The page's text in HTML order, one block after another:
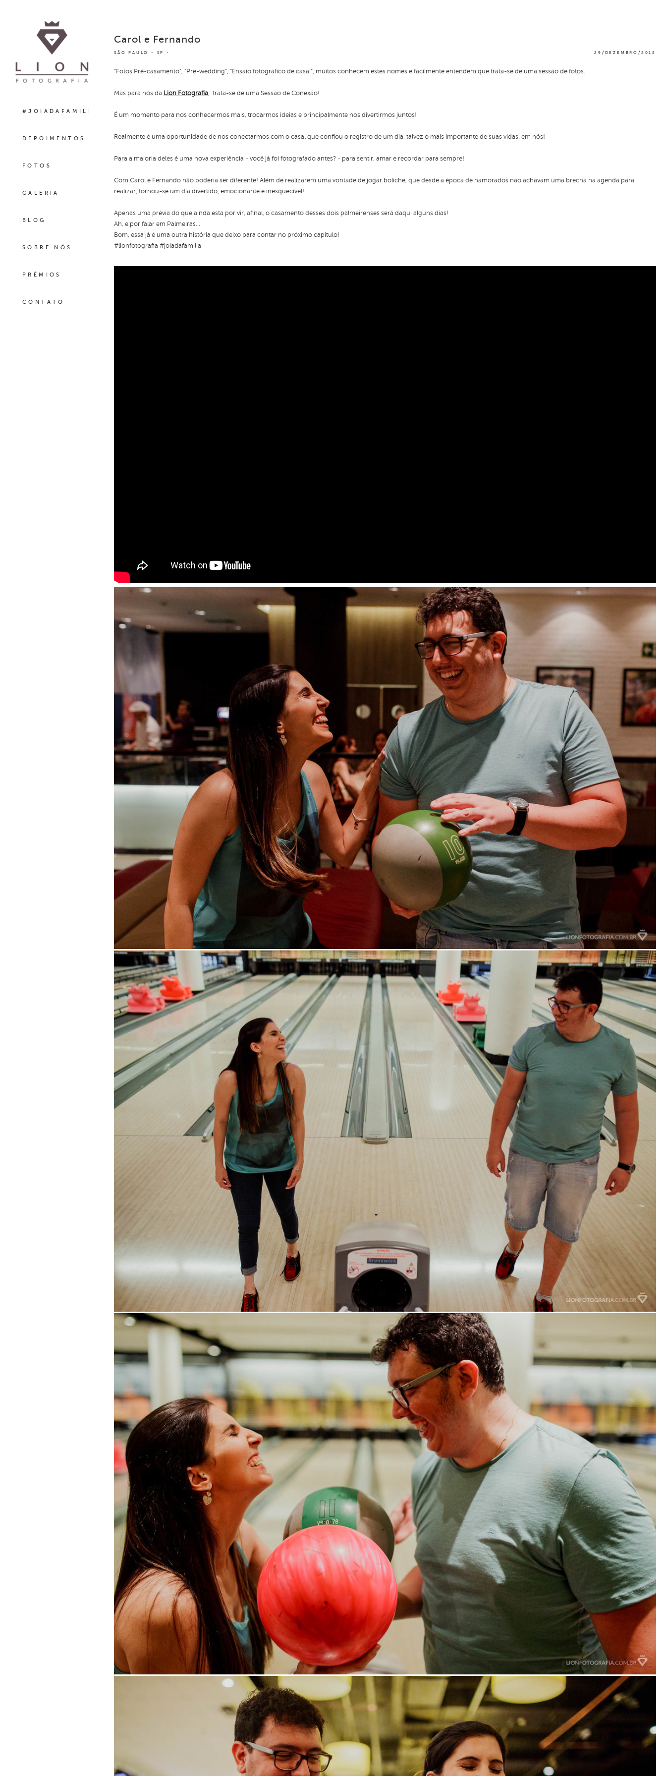
#JOIADAFAMILIA
DEPOIMENTOS
FOTOS
GALERIA
BLOG
SOBRE NÓS
PRÊMIOS
CONTATO
SÃO PAULO - SP 29/DEZEMBRO/2018
Carol e Fernando
"Fotos Pré-casamento", "Pré-wedding", "Ensaio fotográfico de casal", muitos conhecem estes nomes e facilmente entendem que trata-se de uma sessão de fotos.
Mas para nós da Lion Fotografia, trata-se de uma Sessão de Conexão!
É um momento para nos conhecermos mais, trocarmos ideias e principalmente nos divertirmos juntos!
Realmente é uma oportunidade de nos conectarmos com o casal que confiou o registro de um dia, talvez o mais importante de suas vidas, em nós!
Para a maioria deles é uma nova experiência - você já foi fotografado antes? - para sentir, amar e recordar para sempre!
Com Carol e Fernando não poderia ser diferente! Além de realizarem uma vontade de jogar boliche, que desde a época de namorados não achavam uma brecha na agenda para
realizar, tornou-se um dia divertido, emocionante e inesquecível!
Apenas uma prévia do que ainda esta por vir, afinal, o casamento desses dois palmeirenses será daqui alguns dias!
Ah, e por falar em Palmeiras...
Bom, essa já é uma outra história que deixo para contar no próximo capitulo!
#lionfotografia #joiadafamilia